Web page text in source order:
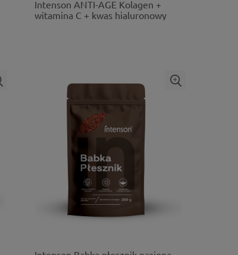
Intenson ANTI-AGE Kolagen +
witamina C + kwas hialuronowy